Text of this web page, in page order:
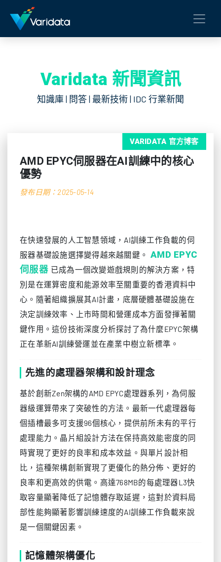
Varidata 新聞資訊
知識庫 | 問答 | 最新技術 | IDC 行業新聞
VARIDATA 官方博客
AMD EPYC伺服器在AI訓練中的核心
優勢
發布日期：2025-05-14
在快速發展的人工智慧領域，AI訓練工作負載的伺
服器基礎設施選擇變得越來越關鍵。 AMD EPYC
伺服器 已成為一個改變遊戲規則的解決方案，特
別是在運算密度和能源效率至關重要的香港資料中
心。隨著組織擴展其AI計畫，底層硬體基礎設施在
決定訓練效率、上市時間和營運成本方面發揮著關
鍵作用。這份技術深度分析探討了為什麼EPYC架構
正在革新AI訓練營運並在產業中樹立新標準。
先進的處理器架構和設計理念
基於創新Zen架構的AMD EPYC處理器系列，為伺服
器級運算帶來了突破性的方法。最新一代處理器每
個插槽最多可支援96個核心，提供前所未有的平行
處理能力。晶片組設計方法在保持高效能密度的同
時實現了更好的良率和成本效益。與單片設計相
比，這種架構創新實現了更優化的熱分佈、更好的
良率和更高效的供電。高達768MB的每處理器L3快
取容量顯著降低了記憶體存取延遲，這對於資料局
部性能夠顯著影響訓練速度的AI訓練工作負載來說
是一個關鍵因素。
記憶體架構優化